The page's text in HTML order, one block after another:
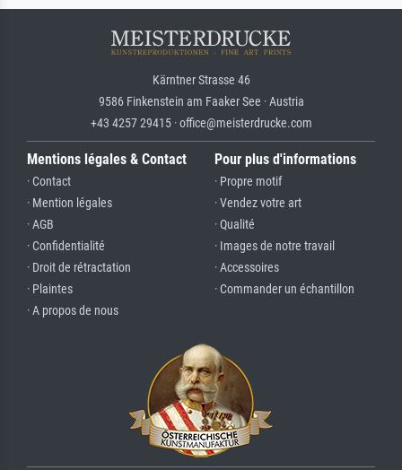
Kärntner Strasse 46
9586 Finkenstein am Faaker See · Austria
+43 4257 29415 · office@meisterdrucke.com
Mentions légales & Contact
· Contact
· Mention légales
· AGB
· Confidentialité
· Droit de rétractation
· Plaintes
· A propos de nous
Pour plus d'informations
· Propre motif
· Vendez votre art
· Qualité
· Images de notre travail
· Accessoires
· Commander un échantillon